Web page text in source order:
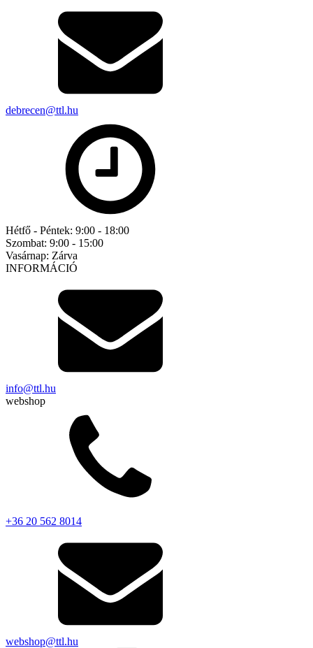
debrecen@ttl.hu
Hétfő - Péntek: 9:00 - 18:00
Szombat: 9:00 - 15:00
Vasárnap: Zárva
INFORMÁCIÓ
info@ttl.hu
webshop
+36 20 562 8014
webshop@ttl.hu